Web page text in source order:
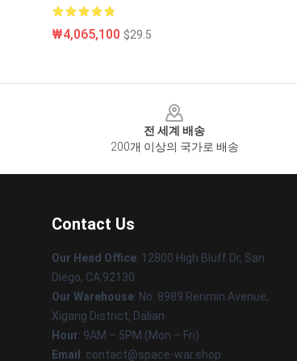
₩4,065,100 $29.5
전 세계 배송
200개 이상의 국가로 배송
Contact Us
Our Head Office: 12800 High Bluff Dr, San
Diego, CA 92130
Our Warehouse: No. 8989 Renmin Avenue,
Xigang District, Dalian
Hour: 9AM – 5PM (Mon – Fri)
Email : contact@space-war.shop